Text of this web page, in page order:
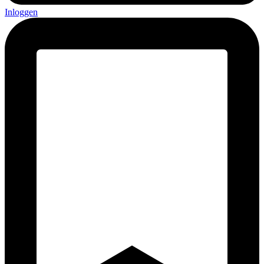
Inloggen